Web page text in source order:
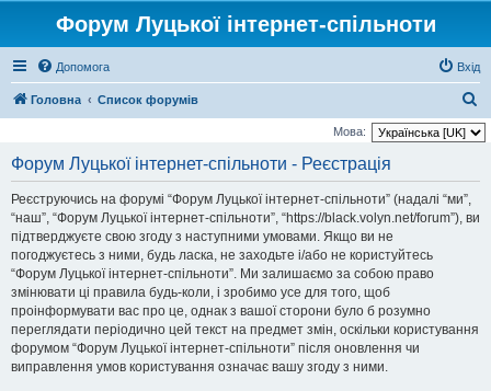
Форум Луцької інтернет-спільноти
Допомога Вхід
Головна Список форумів
о
Мова:
Форум Луцької інтернет-спільноти - Реєстрація
Реєструючись на форумі “Форум Луцької інтернет-спільноти” (надалі “ми”,
“наш”, “Форум Луцької інтернет-спільноти”, “https://black.volyn.net/forum”), ви
підтверджуєте свою згоду з наступними умовами. Якщо ви не
погоджуєтесь з ними, будь ласка, не заходьте і/або не користуйтесь
“Форум Луцької інтернет-спільноти”. Ми залишаємо за собою право
змінювати ці правила будь-коли, і зробимо усе для того, щоб
проінформувати вас про це, однак з вашої сторони було б розумно
переглядати періодично цей текст на предмет змін, оскільки користування
форумом “Форум Луцької інтернет-спільноти” після оновлення чи
виправлення умов користування означає вашу згоду з ними.